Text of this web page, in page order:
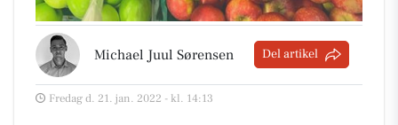
Michael Juul Sørensen Del artikel
Fredag d. 21. jan. 2022 - kl. 14:13